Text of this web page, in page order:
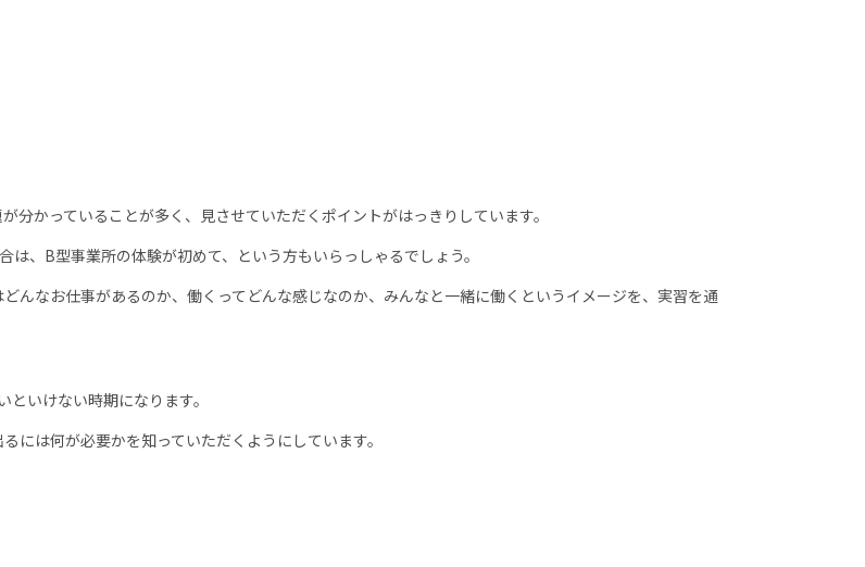
かっていることが多く、見させていただくポイントがはっきりしています。
、B型事業所の体験が初めて、という方もいらっしゃるでしょう。
んなお仕事があるのか、働くってどんな感じなのか、みんなと一緒に働くというイメージを、実習を通
いけない時期になります。
は何が必要かを知っていただくようにしています。